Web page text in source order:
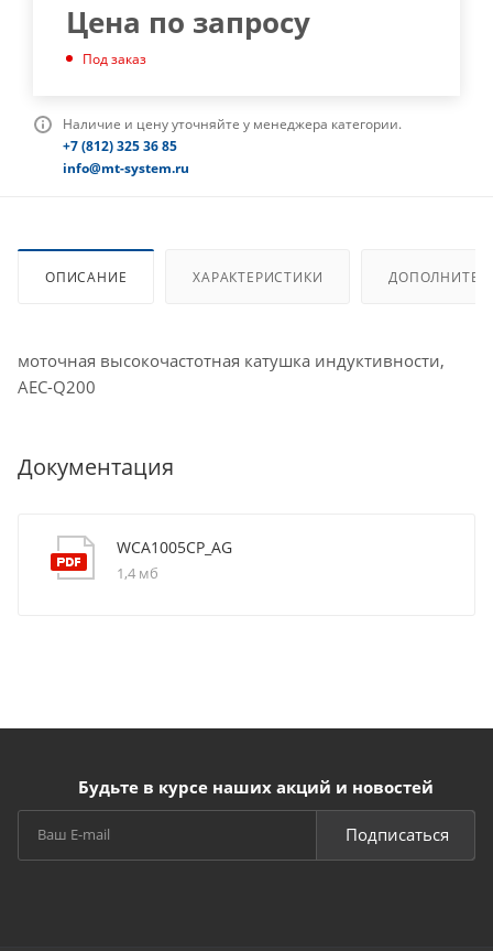
Цена по запросу
Под заказ
Наличие и цену уточняйте у менеджера категории.
+7 (812) 325 36 85
info@mt-system.ru
ОПИСАНИЕ ХАРАКТЕРИСТИКИ
моточная высокочастотная катушка индуктивности,
AEC-Q200
Документация
WCA1005CP_AG
1,4 мб
Будьте в курсе наших акций и новостей
Подписаться